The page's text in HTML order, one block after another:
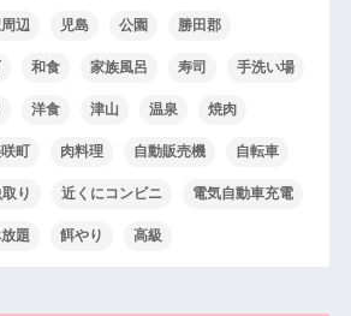
辺 児島 公園 勝田郡
和食 家族風呂 寿司 手洗い場
洋食 津山 温泉 焼肉
町 肉料理 自動販売機 自転車
り 近くにコンビニ 電気自動車充電
題 餌やり 高級